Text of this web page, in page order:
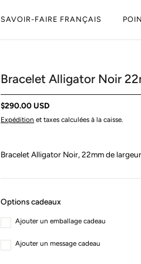
SAVOIR-FAIRE FRANÇAIS
Bracelet Alligator Noir
$290.00 USD
Expédition et taxes calculées à la caisse.
Bracelet Alligator Noir, 22mm de largeur
Options cadeaux
Ajouter un emballage cadeau
Ajouter un message cadeau